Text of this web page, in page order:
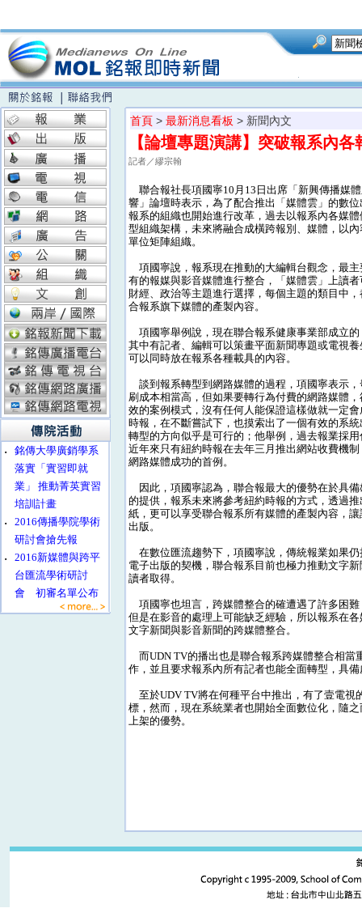
‧
銘傳大學廣銷學系
落實「實習即就
業」 推動菁英實習
培訓計畫
‧
2016傳播學院學術
研討會搶先報
‧
2016新媒體與跨平
台匯流學術研討
會 初審名單公布
首頁 > 最新消息看板 > 新聞內文
【論壇專題演講】突破報系內
記者／繆宗翰
聯合報社長項國寧10月13日出席「新興傳播媒
響」論壇時表示，為了配合推出「媒體雲」的數
報系的組織也開始進行改革，過去以報系內各媒
型組織架構，未來將融合成橫跨報別、媒體，以
單位矩陣組織。
項國寧說，報系現在推動的大編輯台觀念，最
有的報媒與影音媒體進行整合，「媒體雲」上讀
財經、政治等主題進行選擇，每個主題的類目中
合報系旗下媒體的產製內容。
項國寧舉例說，現在聯合報系健康事業部成立
其中有記者、編輯可以策畫平面新聞專題或電視
可以同時放在報系各種載具的內容。
談到報系轉型到網路媒體的過程，項國寧表示
刷成本相當高，但如果要轉行為付費的網路媒體
效的案例模式，沒有任何人能保證這樣做就一定
時報，在不斷嘗試下，也摸索出了一個有效的系
轉型的方向似乎是可行的；他舉例，過去報業採
近年來只有紐約時報在去年三月推出網站收費機
網路媒體成功的首例。
因此，項國寧認為，聯合報最大的優勢在於具
的提供，報系未來將參考紐約時報的方式，透過
紙，更可以享受聯合報系所有媒體的產製內容，
出版。
在數位匯流趨勢下，項國寧說，傳統報業如果
電子出版的契機，聯合報系目前也極力推動文字
讀者取得。
項國寧也坦言，跨媒體整合的確遭遇了許多困
但是在影音的處理上可能缺乏經驗，所以報系在
文字新聞與影音新聞的跨媒體整合。
而UDN TV的播出也是聯合報系跨媒體整合相當
作，並且要求報系內所有記者也能全面轉型，具
至於UDV TV將在何種平台中推出，有了壹電視
標，然而，現在系統業者也開始全面數位化，隨
上架的優勢。